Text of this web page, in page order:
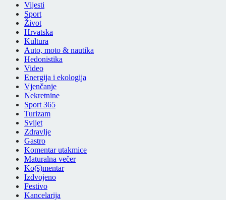
Vijesti
Sport
Život
Hrvatska
Kultura
Auto, moto & nautika
Hedonistika
Video
Energija i ekologija
Vjenčanje
Nekretnine
Sport 365
Turizam
Svijet
Zdravlje
Gastro
Komentar utakmice
Maturalna večer
Ko(š)mentar
Izdvojeno
Festivo
Kancelarija